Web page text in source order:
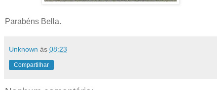
Parabéns Bella.
Unknown às 08:23
Compartilhar